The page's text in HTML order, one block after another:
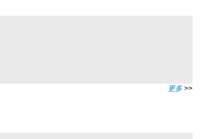
更多>>